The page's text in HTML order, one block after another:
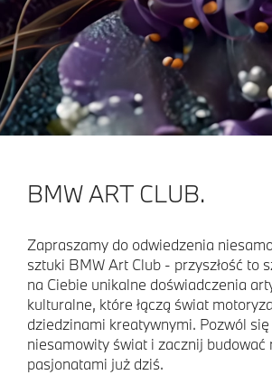
BMW ART CLUB.
Zapraszamy do odwiedzenia
sztuki BMW Art Club - przyszłość to
na Ciebie unikalne doświadczenia
kulturalne, które łączą świat
dziedzinami kreatywnymi. Pozwól
niesamowity świat i zacznij budować
pasjonatami już dziś.